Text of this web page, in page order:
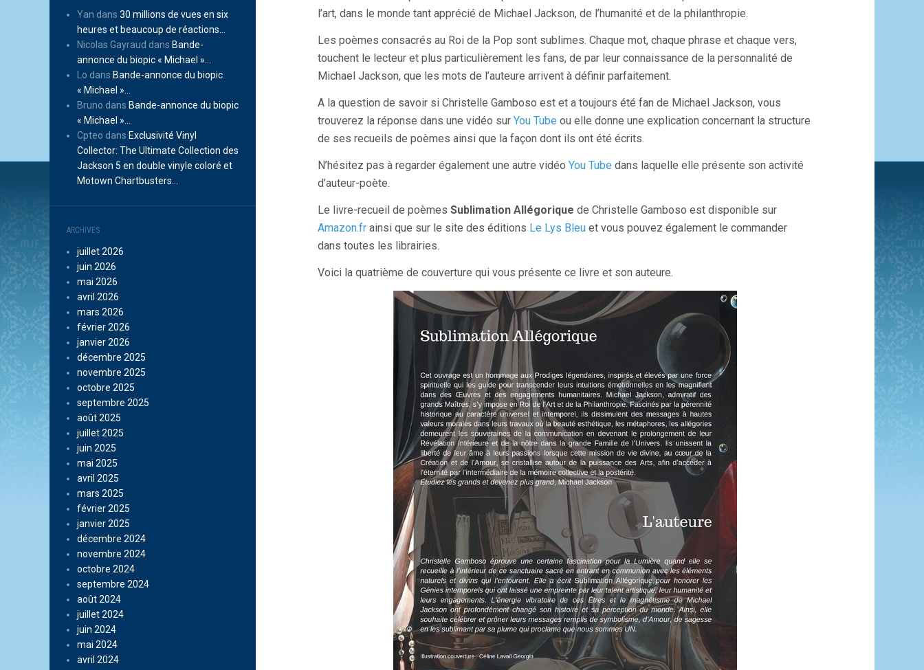
Yan dans 30 millions de vues en six
heures et beaucoup de réactions…
Nicolas Gayraud dans Bande-
annonce du biopic « Michael »…
Lo dans Bande-annonce du biopic
« Michael »…
Bruno dans Bande-annonce du biopic
« Michael »…
Cpteo dans Exclusivité Vinyl
Collector: The Ultimate Collection des
Jackson 5 en double vinyle coloré et
Motown Chartbusters…
ARCHIVES
juillet 2026
juin 2026
mai 2026
avril 2026
mars 2026
février 2026
janvier 2026
décembre 2025
novembre 2025
octobre 2025
septembre 2025
août 2025
juillet 2025
juin 2025
mai 2025
avril 2025
mars 2025
février 2025
janvier 2025
décembre 2024
novembre 2024
octobre 2024
septembre 2024
août 2024
juillet 2024
juin 2024
mai 2024
avril 2024
l’art, dans le monde tant apprécié de Michael Jackson, de l’humanité et de la philanthropie.
Les poèmes consacrés au Roi de la Pop sont sublimes. Chaque mot, chaque phrase et chaque vers,
touchent le lecteur et plus particulièrement les fans, de par leur connaissance de la personnalité de
Michael Jackson, que les mots de l’auteure arrivent à définir parfaitement.
A la question de savoir si Christelle Gamboso est et a toujours été fan de Michael Jackson, vous
trouverez la réponse dans une vidéo sur You Tube ou elle donne une explication concernant la structure
de ses recueils de poèmes ainsi que la façon dont ils ont été écrits.
N’hésitez pas à regarder également une autre vidéo You Tube dans laquelle elle présente son activité
d’auteur-poète.
Le livre-recueil de poèmes Sublimation Allégorique de Christelle Gamboso est disponible sur
Amazon.fr ainsi que sur le site des éditions Le Lys Bleu et vous pouvez également le commander
dans toutes les librairies.
Voici la quatrième de couverture qui vous présente ce livre et son auteure.